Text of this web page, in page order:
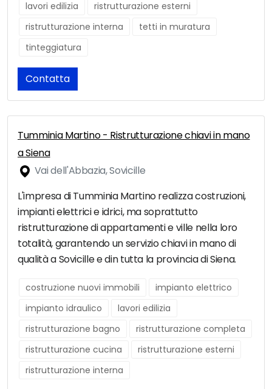
lavori edilizia
ristrutturazione esterni
ristrutturazione interna
tetti in muratura
tinteggiatura
Contatta
Tumminia Martino - Ristrutturazione chiavi in mano
a Siena
Vai dell'Abbazia, Sovicille
L'impresa di Tumminia Martino realizza costruzioni,
impianti elettrici e idrici, ma soprattutto
ristrutturazione di appartamenti e ville nella loro
totalità, garantendo un servizio chiavi in mano di
qualità a Sovicille e din tutta la provincia di Siena.
costruzione nuovi immobili
impianto elettrico
impianto idraulico
lavori edilizia
ristrutturazione bagno
ristrutturazione completa
ristrutturazione cucina
ristrutturazione esterni
ristrutturazione interna